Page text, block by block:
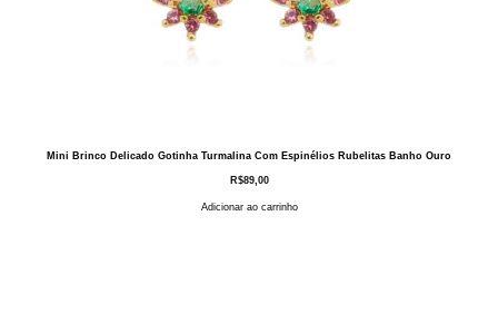
Mini Brinco Delicado Gotinha Turmalina Com Espinélios Rubelitas Banho Ouro
R$89,00
Adicionar ao carrinho